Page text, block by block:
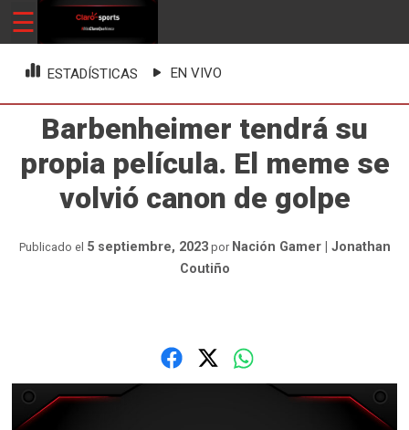
Skip
☰
ClaroSports
Más Claro que nunca
ESTADÍSTICAS EN VIVO
Barbenheimer tendrá su
propia película. El meme se
volvió canon de golpe
Publicado el 5 septiembre, 2023por Nación Gamer | Jonathan
Coutiño